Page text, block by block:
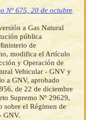
Nº 675, 20 de octubre
a Gas Natural
pública
de
modifica el Artículo
y Operación de
Vehicular - GNV y
a GNV, aprobado
de 22 de diciembre
Supremo Nº 29629,
sobre el Régimen de
GNV.